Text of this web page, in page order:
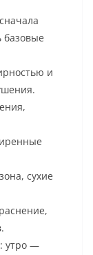
базовые
и
сухие
утро —